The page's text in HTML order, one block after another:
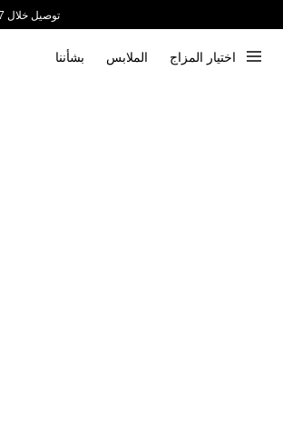
توصيل خلال 7 أيام إلى جميع دول الخليج
اختيار المزاج الملابس بشأننا